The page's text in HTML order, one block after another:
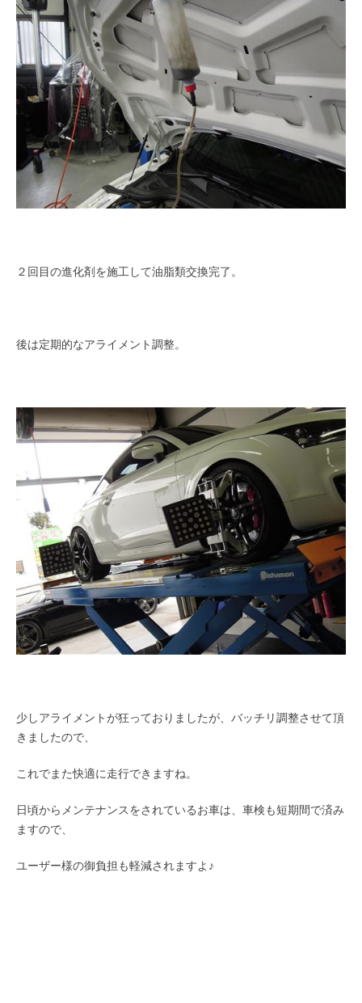
２回目の進化剤を施工して油脂類交換完了。
後は定期的なアライメント調整。
少しアライメントが狂っておりましたが、バッチリ調整させて頂
きましたので、
これでまた快適に走行できますね。
日頃からメンテナンスをされているお車は、車検も短期間で済み
ますので、
ユーザー様の御負担も軽減されますよ♪